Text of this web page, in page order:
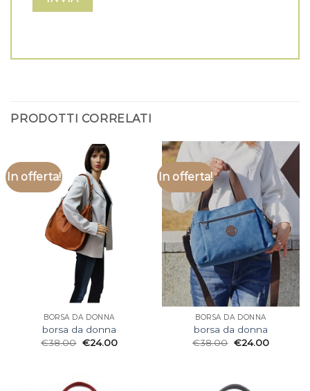
PRODOTTI CORRELATI
In offerta!
BORSA DA DONNA
borsa da donna
€38.00 €24.00
In offerta!
BORSA DA DONNA
borsa da donna
€38.00 €24.00